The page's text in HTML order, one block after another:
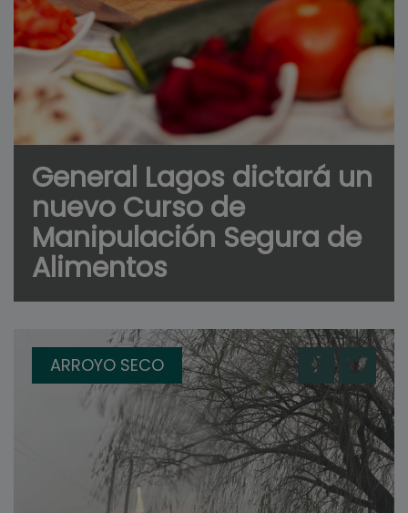
General Lagos dictará un
nuevo Curso de
Manipulación Segura de
Alimentos
ARROYO SECO